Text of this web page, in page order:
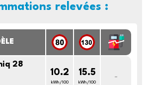
relevées :
28
10.2
kWh/100
15.5
kWh/100
-